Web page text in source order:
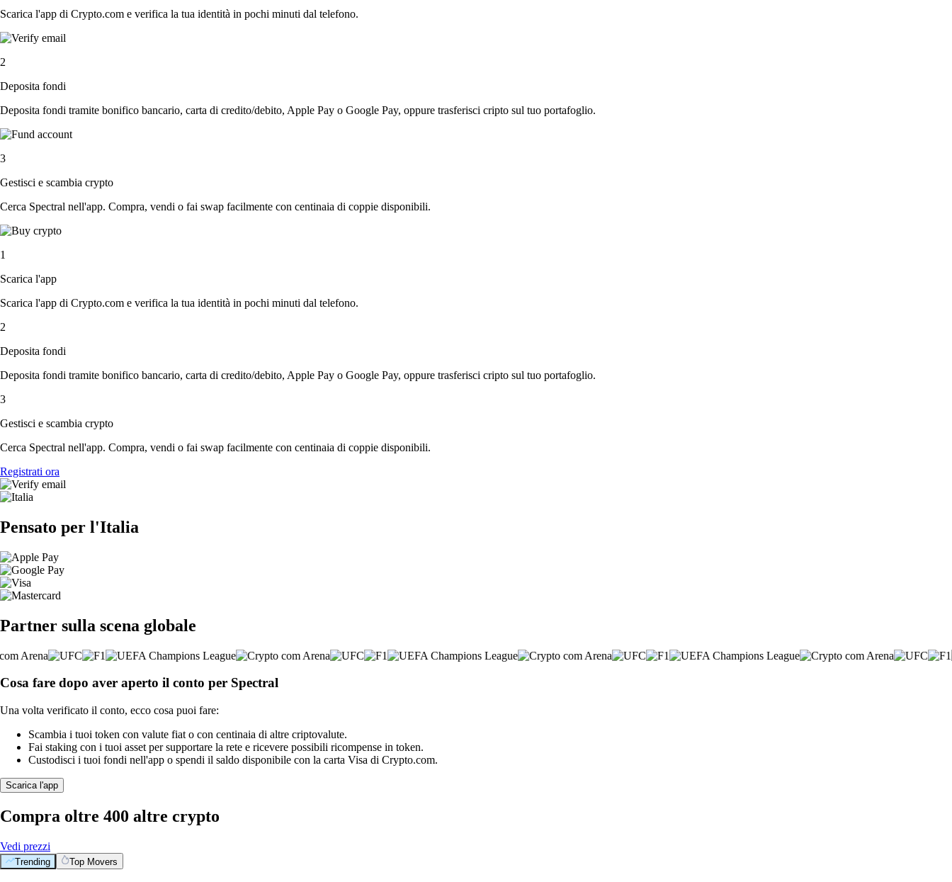
Scarica l'app di Crypto.com e verifica la tua identità in pochi minuti dal telefono.
2
Deposita fondi
Deposita fondi tramite bonifico bancario, carta di credito/debito, Apple Pay o Google Pay, oppure trasferisci cripto sul tuo portafoglio.
3
Gestisci e scambia crypto
Cerca Spectral nell'app. Compra, vendi o fai swap facilmente con centinaia di coppie disponibili.
1
Scarica l'app
Scarica l'app di Crypto.com e verifica la tua identità in pochi minuti dal telefono.
2
Deposita fondi
Deposita fondi tramite bonifico bancario, carta di credito/debito, Apple Pay o Google Pay, oppure trasferisci cripto sul tuo portafoglio.
3
Gestisci e scambia crypto
Cerca Spectral nell'app. Compra, vendi o fai swap facilmente con centinaia di coppie disponibili.
Registrati ora
Pensato per l'Italia
Partner sulla scena globale
Cosa fare dopo aver aperto il conto per Spectral
Una volta verificato il conto, ecco cosa puoi fare:
Scambia i tuoi token con valute fiat o con centinaia di altre criptovalute.
Fai staking con i tuoi asset per supportare la rete e ricevere possibili ricompense in token.
Custodisci i tuoi fondi nell'app o spendi il saldo disponibile con la carta Visa di Crypto.com.
Scarica l'app
Compra oltre 400 altre crypto
Vedi prezzi
Trending Top Movers